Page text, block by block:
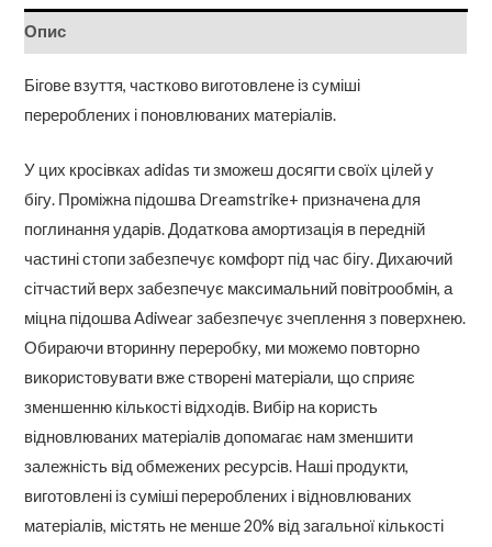
Опис
Бігове взуття, частково виготовлене із суміші
перероблених і поновлюваних матеріалів.
У цих кросівках adidas ти зможеш досягти своїх цілей у
бігу. Проміжна підошва Dreamstrike+ призначена для
поглинання ударів. Додаткова амортизація в передній
частині стопи забезпечує комфорт під час бігу. Дихаючий
сітчастий верх забезпечує максимальний повітрообмін, а
міцна підошва Adiwear забезпечує зчеплення з поверхнею.
Обираючи вторинну переробку, ми можемо повторно
використовувати вже створені матеріали, що сприяє
зменшенню кількості відходів. Вибір на користь
відновлюваних матеріалів допомагає нам зменшити
залежність від обмежених ресурсів. Наші продукти,
виготовлені із суміші перероблених і відновлюваних
матеріалів, містять не менше 20% від загальної кількості